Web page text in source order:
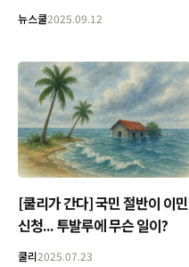
뉴스쿨2025.09.12
[쿨리가 간다] 국민 절반이 이민
신청... 투발루에 무슨 일이?
쿨리2025.07.23